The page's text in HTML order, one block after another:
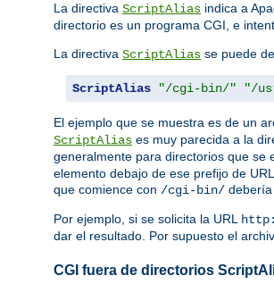
La directiva ScriptAlias indica a
directorio es un programa CGI, e
La directiva ScriptAlias se puede
ScriptAlias "/cgi-bin/" "/
El ejemplo que se muestra es de un
ScriptAlias es muy parecida a la
generalmente para directorios que se
elemento debajo de ese prefijo de
que comience con /cgi-bin/
Por ejemplo, si se solicita la URL
dar el resultado. Por supuesto el
CGI fuera de directorios